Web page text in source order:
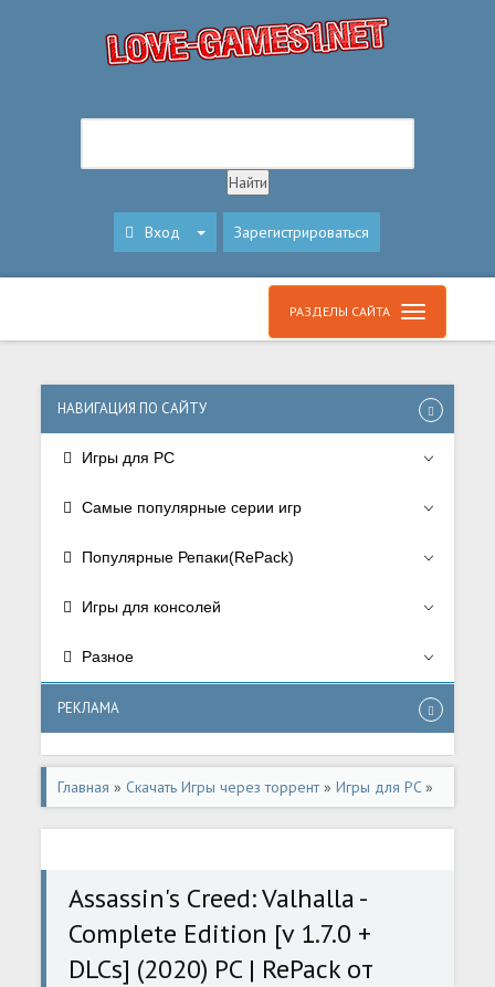
Вход Зарегистрироваться
РАЗДЕЛЫ САЙТА
НАВИГАЦИЯ ПО САЙТУ
Игры для PC
Самые популярные серии игр
Популярные Репаки(RePack)
Игры для консолей
Разное
РЕКЛАМА
Главная » Скачать Игры через торрент»Игры для PC»
РПГ/RPG,Приключения/Adventure,Экшен/Action,
Assassin's Creed: Valhalla -
Complete Edition [v 1.7.0 +
DLCs] (2020) PC | RePack от